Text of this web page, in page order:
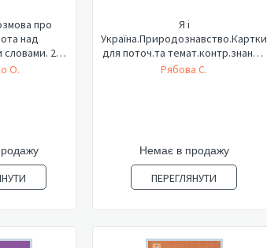
про
над
словами. 2
О.
Я і
Україна.Природознавство.Картки
для поточ.та темат.контр.знань.3
кл...
Рябова С.
Немає в продажу
ПЕРЕГЛЯНУТИ